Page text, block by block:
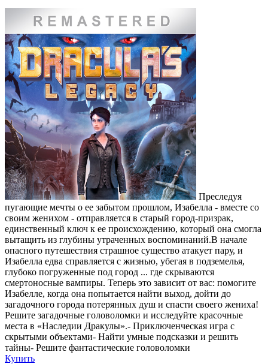
Преследуя
пугающие мечты о ее забытом прошлом, Изабелла - вместе со
своим женихом - отправляется в старый город-призрак,
единственный ключ к ее происхождению, который она смогла
вытащить из глубины утраченных воспоминаний.В начале
опасного путешествия страшное существо атакует пару, и
Изабелла едва справляется с жизнью, убегая в подземелья,
глубоко погруженные под город ... где скрываются
смертоносные вампиры. Теперь это зависит от вас: помогите
Изабелле, когда она попытается найти выход, дойти до
загадочного города потерянных душ и спасти своего жениха!
Решите загадочные головоломки и исследуйте красочные
места в «Наследии Дракулы».- Приключенческая игра с
скрытыми объектами- Найти умные подсказки и решить
тайны- Решите фантастические головоломки
Купить